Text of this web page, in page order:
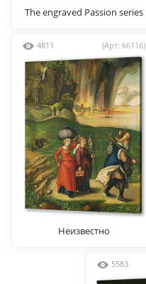
The engraved Passion series
4811 (Арт: 66116)
Неизвестно
5583